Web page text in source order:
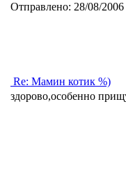
Отправлено: 28/08/
Re: Мамин котик %)
здорово,особенно